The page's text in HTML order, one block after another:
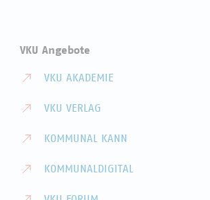
VKU Angebote
VKU AKADEMIE
VKU VERLAG
KOMMUNAL KANN
KOMMUNALDIGITAL